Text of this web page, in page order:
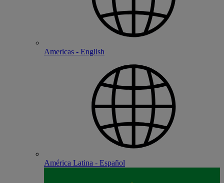
Americas - English
América Latina - Español